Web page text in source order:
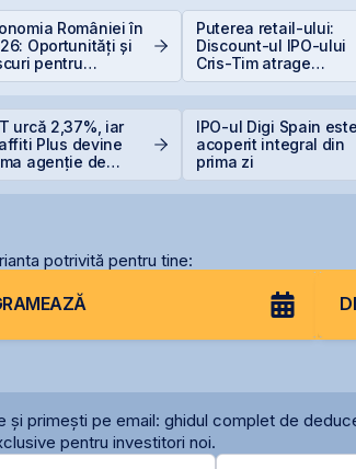
României în
Oportunități și
pentru
Puterea retail-ului:
Discount-ul IPO-ului
Cris-Tim atrage
subscrieri de peste 2
a companiei
urcă 2,37%, iar
Plus devine
agenție de
IPO-ul Digi Spain este
acoperit integral din
prima zi
potrivită pentru tine:
și primești pe email: ghidul complet de
pentru investitori noi.